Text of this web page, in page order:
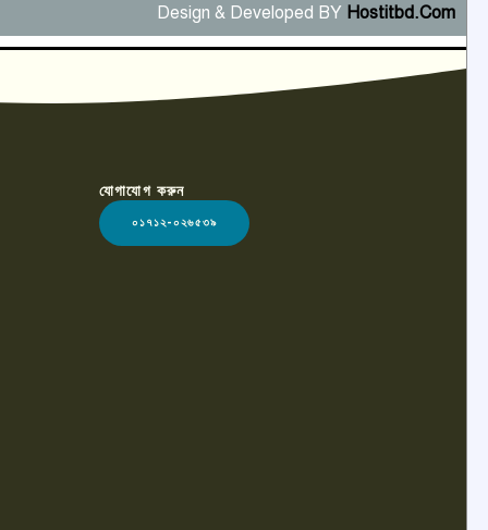
Design & Developed BY Hostitbd.Com
যোগাযোগ করুন
০১৭১২-০২৬৫৩৯